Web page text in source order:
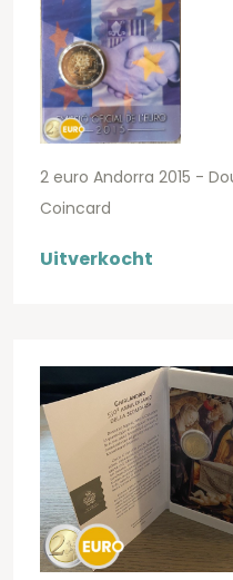
2 euro Andorra 2015 -
Coincard
Uitverkocht